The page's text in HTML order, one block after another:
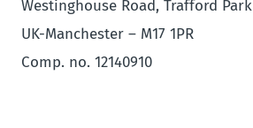
Westinghouse Road, Trafford Park
UK-Manchester – M17 1PR
Comp. no. 12140910